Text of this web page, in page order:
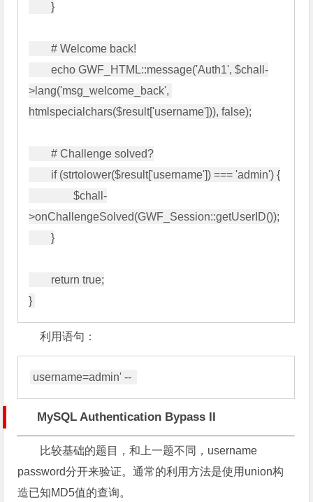
        }
        # Welcome back!
        echo GWF_HTML::message('Auth1', $chall-
>lang('msg_welcome_back',
htmlspecialchars($result['username'])), false);
        # Challenge solved?
                $chall-
>onChallengeSolved(GWF_Session::getUserID());
        }
利用语句：
MySQL Authentication Bypass II
比较基础的题目，和上一题不同，username
password分开来验证。通常的利用方法是使用union构
造已知MD5值的查询。